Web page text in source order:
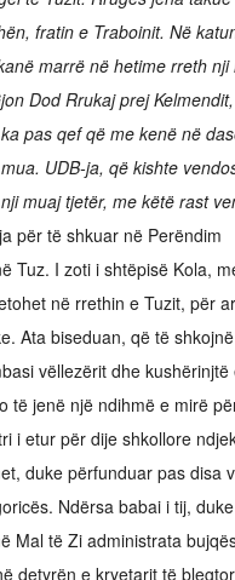
fratin e Traboinit. Në
marrë në hetime rreth nji
Dod Rrukaj prej
pas qef që me kenë në
UDB-ja, që kishte
muaj tjetër, me këtë rast
për të shkuar në Perëndim
Tuz. I zoti i shtëpisë Kola,
në rrethin e Tuzit, për
Ata biseduan, që të
vëllezërit dhe kushërinjtë
të jenë një ndihmë e mirë
i etur për dije shkollore
duke përfunduar pas disa
Ndërsa babai i tij,
Mal të Zi administrata
detyrën e kryetarit të